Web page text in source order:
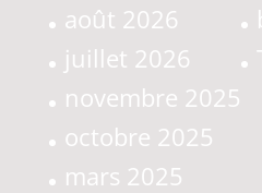
août 2026
juillet 2026
novembre 2025
octobre 2025
mars 2025